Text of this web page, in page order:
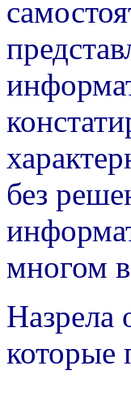
без
многом
Назрела
которые